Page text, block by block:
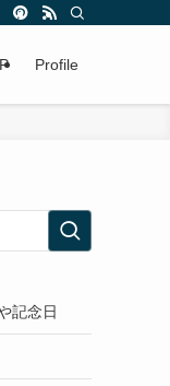
Profile
記念日